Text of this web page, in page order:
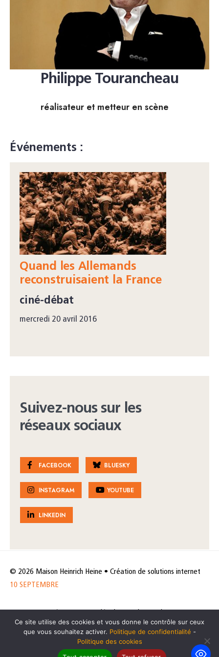
Philippe Tourancheau
réalisateur et metteur en scène
Événements :
Quand les Allemands
reconstruisaient la France
ciné-débat
mercredi 20 avril 2016
Suivez-nous sur les
réseaux sociaux
FACEBOOK BLUESKY
INSTAGRAM YOUTUBE
LINKEDIN
© 2026 Maison Heinrich Heine • Création de solutions internet
10 SEPTEMBRE
de données
Politique des cookies
Ce site utilise des cookies et vous donne le contrôle sur ceux
que vous souhaitez activer. Politique de confidentialité -
Politique des cookies